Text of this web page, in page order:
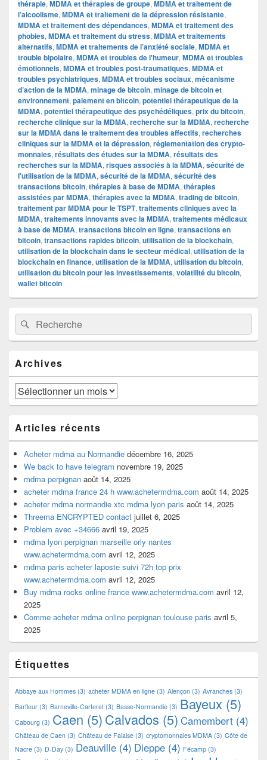
thérapie, MDMA et thérapies de groupe, MDMA et traitement de
l’alcoolisme, MDMA et traitement de la dépression résistante,
MDMA et traitement des dépendances, MDMA et traitement des
phobies, MDMA et traitement du stress, MDMA et traitements
alternatifs, MDMA et traitements de l’anxiété sociale, MDMA et
trouble bipolaire, MDMA et troubles de l'humeur, MDMA et troubles
émotionnels, MDMA et troubles post-traumatiques, MDMA et
troubles psychiatriques, MDMA et troubles sociaux, mécanisme
d’action de la MDMA, minage de bitcoin, minage de bitcoin et
environnement, paiement en bitcoin, potentiel thérapeutique de la
MDMA, potentiel thérapeutique des psychédéliques, prix du bitcoin,
recherche clinique sur la MDMA, recherche sur la MDMA, recherche
sur la MDMA dans le traitement des troubles affectifs, recherches
cliniques sur la MDMA et la dépression, réglementation des crypto-
monnaies, résultats des études sur la MDMA, résultats des
recherches sur la MDMA, risques associés à la MDMA, sécurité de
l'utilisation de la MDMA, sécurité de la MDMA, sécurité des
transactions bitcoin, thérapies à base de MDMA, thérapies
assistées par MDMA, thérapies avec la MDMA, trading de bitcoin,
traitement par MDMA pour le TSPT, traitements cliniques avec la
MDMA, traitements innovants avec la MDMA, traitements médicaux
à base de MDMA, transactions bitcoin en ligne, transactions en
bitcoin, transactions rapides bitcoin, utilisation de la blockchain,
utilisation de la blockchain dans le secteur médical, utilisation de la
blockchain en finance, utilisation de la MDMA, utilisation du bitcoin,
utilisation du bitcoin pour les investissements, volatilité du bitcoin,
wallet bitcoin
Zone
principale
de
widget
barre
latérale
Recherche :Rechercher
Archives
Archives
Articles récents
Acheter mdma au Normandie décembre 16, 2025
We back to have telegram novembre 19, 2025
mdma perpignan août 14, 2025
acheter mdma france 24 h www.achetermdma.com août 14, 2025
acheter mdma normandie xtc mdma lyon paris août 14, 2025
Threema ENCRYPTED contact juillet 6, 2025
Problem avec +34666 avril 19, 2025
mdma lyon perpignan marseille orly nantes
www.achetermdma.com avril 12, 2025
mdma paris acheter laposte suivi 72h top prix
www.achetermdma.com avril 12, 2025
Buy mdma rocks online france www.achetermdma.com avril 12,
2025
Comme acheter mdma online perpignan toulouse paris avril 5,
2025
Étiquettes
Abbaye aux Hommes (3) acheter MDMA en ligne (3) Alençon (3) Avranches (3)
Barfleur (3) Barneville-Carteret (3) Basse-Normandie (3) Bayeux (5)
Cabourg (3) Caen (5)Calvados (5) Camembert (4)
Château de Caen (3) Château de Falaise (3) cryptomonnaies MDMA (3) Côte de
Nacre (3) D-Day (3) Deauville (4) Dieppe (4) Fécamp (3)